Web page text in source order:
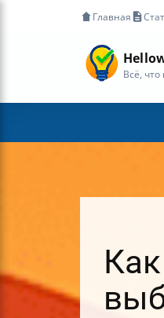
Главная
Всё,